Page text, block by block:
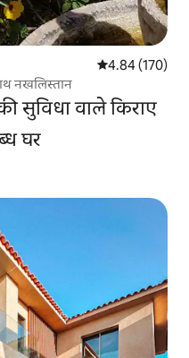
औसत रेटिंग 5 में से
4.84 (170)
नखलिस्तान
सुविधा वाले किराए
घर